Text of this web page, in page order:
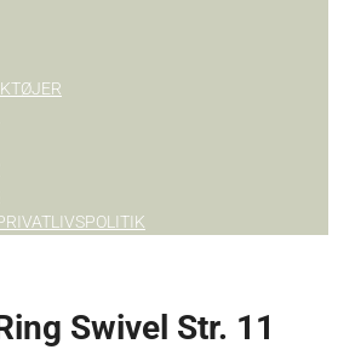
Swivel Str. 11